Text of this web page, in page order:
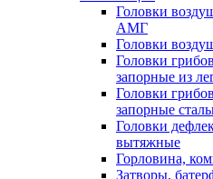
Головки
АМГ
Головки
Головки
запорные из
Головки
запорные
Головки
вытяжные
Горловина,
Затворы,